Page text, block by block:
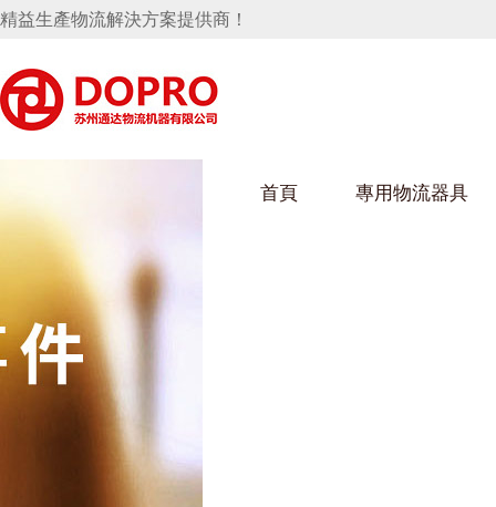
精益生產物流解決方案提供商！
首頁 專用物流器具
好色视频APP下载架
變速箱托盤
衝壓件料架
消聲器料架
手推車
隱藏式馬桶水箱支架
汽車行業
衛浴行業